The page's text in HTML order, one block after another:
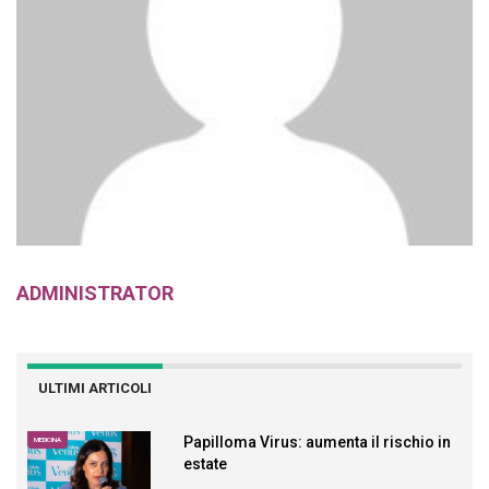
ADMINISTRATOR
ULTIMI ARTICOLI
MEDICINA
Papilloma Virus: aumenta il rischio in
estate